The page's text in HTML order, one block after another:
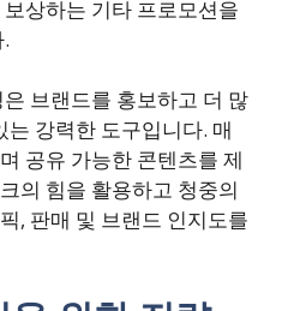
상하는 기타 프로모션을
브랜드를 홍보하고 더 많
강력한 도구입니다. 매
공유 가능한 콘텐츠를 제
의 힘을 활용하고 청중의
, 판매 및 브랜드 인지도를